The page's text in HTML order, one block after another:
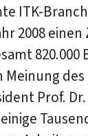
ITK-
2008
820.000
des
Prof.